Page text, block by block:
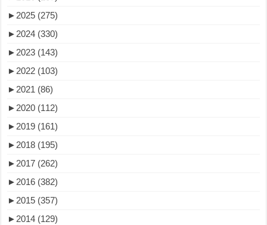
► 2025 (275)
► 2024 (330)
► 2023 (143)
► 2022 (103)
► 2021 (86)
► 2020 (112)
► 2019 (161)
► 2018 (195)
► 2017 (262)
► 2016 (382)
► 2015 (357)
► 2014 (129)